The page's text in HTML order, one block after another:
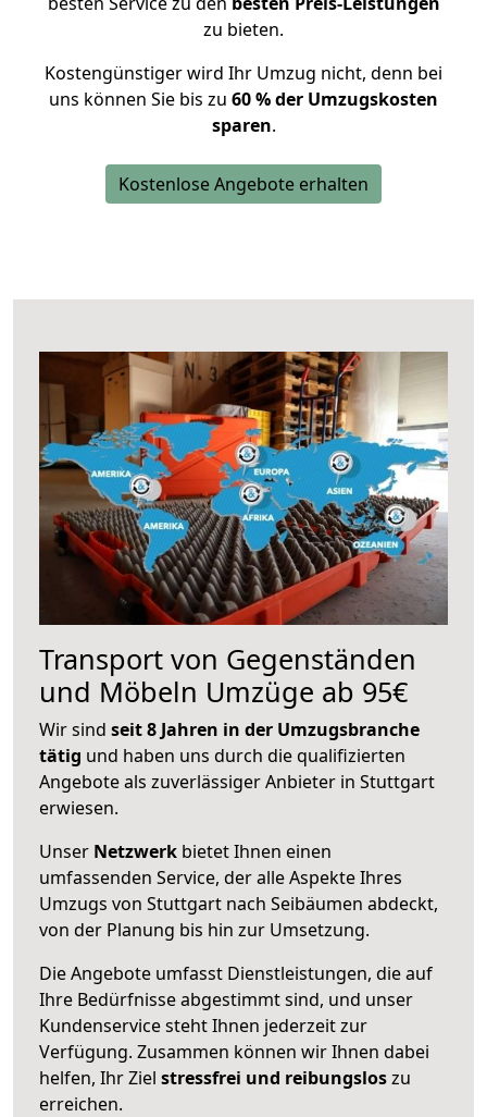
zu bieten.
Kostengünstiger wird Ihr Umzug nicht, denn bei
uns können Sie bis zu 60 % der Umzugskosten
sparen.
Kostenlose Angebote erhalten
Transport von Gegenständen
und Möbeln Umzüge ab 95€
Wir sind seit 8 Jahren in der Umzugsbranche
tätig und haben uns durch die qualifizierten
Angebote als zuverlässiger Anbieter in Stuttgart
erwiesen.
Unser Netzwerk bietet Ihnen einen
umfassenden Service, der alle Aspekte Ihres
Umzugs von Stuttgart nach Seibäumen abdeckt,
von der Planung bis hin zur Umsetzung.
Die Angebote umfasst Dienstleistungen, die auf
Ihre Bedürfnisse abgestimmt sind, und unser
Kundenservice steht Ihnen jederzeit zur
Verfügung. Zusammen können wir Ihnen dabei
helfen, Ihr Ziel stressfrei und reibungsloszu
erreichen.